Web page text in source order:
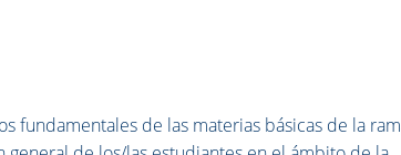
fundamentales de las materias básicas de la